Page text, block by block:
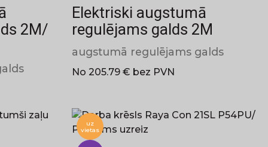
2M/
Elektriski augstumā
regulējams galds 2M
augstumā regulējams galds
No 205.79 € bez PVN
uz
vietas